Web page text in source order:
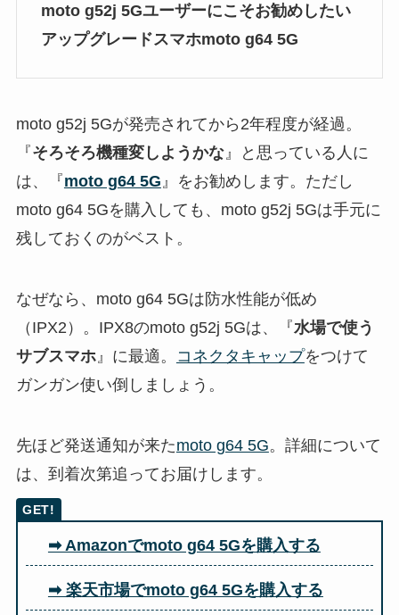
moto g52j 5Gユーザーにこそお勧めしたい
アップグレードスマホmoto g64 5G
moto g52j 5Gが発売されてから2年程度が経過。
『そろそろ機種変しようかな』と思っている人に
は、『moto g64 5G』をお勧めします。ただし
moto g64 5Gを購入しても、moto g52j 5Gは手元に
残しておくのがベスト。
なぜなら、moto g64 5Gは防水性能が低め
（IPX2）。IPX8のmoto g52j 5Gは、『水場で使う
サブスマホ』に最適。 コネクタキャップをつけて
ガンガン使い倒しましょう。
先ほど発送通知が来たmoto g64 5G。詳細について
は、到着次第追ってお届けします。
➡ Amazonでmoto g64 5Gを購入する
➡ 楽天市場でmoto g64 5Gを購入する